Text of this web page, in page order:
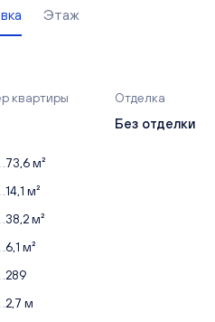
Этаж
квартиры Отделка
Без отделки
73,6 м²
14,1 м²
38,2 м²
6,1 м²
289
2,7 м